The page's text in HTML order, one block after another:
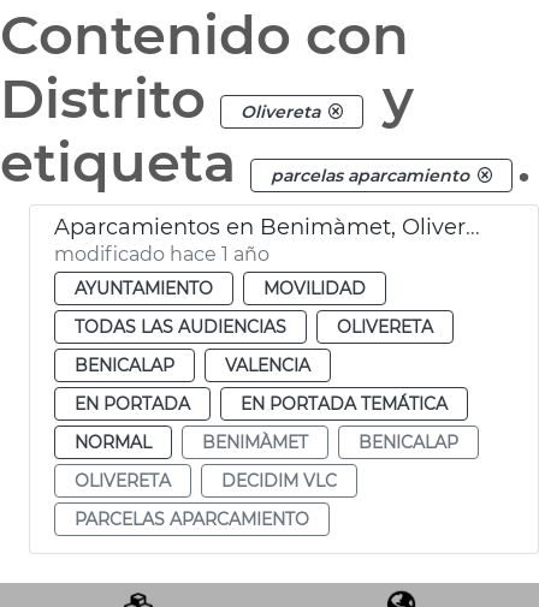
Contenido con
Distrito
Olivereta
y
etiqueta
parcelas aparcamiento .
Aparcamientos en Benimàmet, Olivereta y Benicalap
modificado hace 1 año
AYUNTAMIENTO
MOVILIDAD
TODAS LAS AUDIENCIAS
OLIVERETA
BENICALAP
VALENCIA
EN PORTADA
EN PORTADA TEMÁTICA
NORMAL
BENIMÀMET
BENICALAP
OLIVERETA
DECIDIM VLC
PARCELAS APARCAMIENTO